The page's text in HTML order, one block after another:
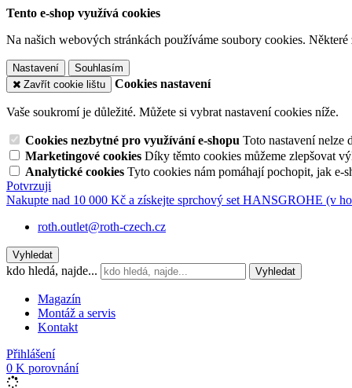
Tento e-shop využívá cookies
Na našich webových stránkách používáme soubory cookies.
Nastavení
Souhlasím
Zavřít cookie lištu
Cookies nastavení
Vaše soukromí je důležité. Můžete si vybrat nastavení cookies níže.
Cookies nezbytné pro využívání e-shopu Toto nastavení nelze
Marketingové cookies Díky těmto cookies můžeme zlepšovat
Analytické cookies Tyto cookies nám pomáhají pochopit, jak e-
Potvrzuji
Nakupte nad 10 000 Kč a získejte sprchový set HANSGROHE (v
roth.outlet@roth-czech.cz
Vyhledat
kdo hledá, najde... Vyhledat
Magazín
Montáž a servis
Kontakt
Přihlášení
0 K porovnání